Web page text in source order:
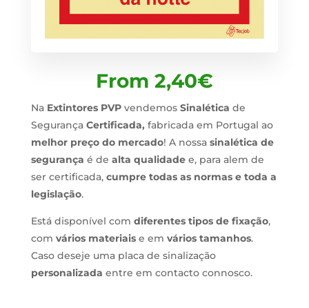
From 2,40€
Na Extintores PVPvendemos Sinalética de
Segurança Certificada, fabricada em Portugal ao
melhor preço do mercado! A nossa sinalética de
segurança é de alta qualidadee, para alem de
ser certificada, cumpre todas as normas e toda a
legislação.
Está disponível com diferentes tipos de fixação,
com vários materiaise em vários tamanhos.
Caso deseje uma placa de sinalização
personalizada entre em contacto connosco.